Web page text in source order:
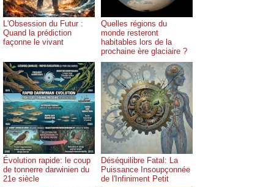
L'Obsession du Futur :
Quand la prédiction
façonne le vivant
Quelles régions du
monde resteront
habitables lors de la
prochaine ère glaciaire ?
Évolution rapide: le coup
de tonnerre darwinien du
21e siècle
Déséquilibre Fatal: La
Puissance Insoupçonnée
de l'Infiniment Petit